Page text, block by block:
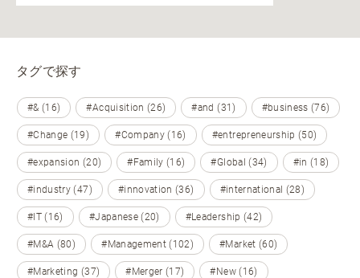
タグで探す
#& (16) #Acquisition (26) #and (31) #business (76)
#Change (19) #Company (16) #entrepreneurship (50)
#expansion (20) #Family (16) #Global (34) #in (18)
#industry (47) #innovation (36) #international (28)
#IT (16) #Japanese (20) #Leadership (42)
#M&A (80) #Management (102) #Market (60)
#Marketing (37) #Merger (17) #New (16)